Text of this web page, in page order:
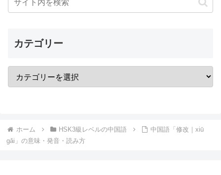
カテゴリー
ホーム HSK3級レベルの中国語
中国語「修改｜xiū
gǎi」の意味・発音・読み方